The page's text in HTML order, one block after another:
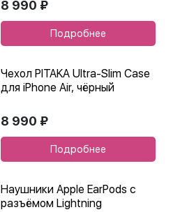
8 990 ₽
Подробнее
Чехол PITAKA Ultra-Slim Case
для iPhone Air, чёрный
8 990 ₽
Подробнее
Наушники Apple EarPods с
разъёмом Lightning